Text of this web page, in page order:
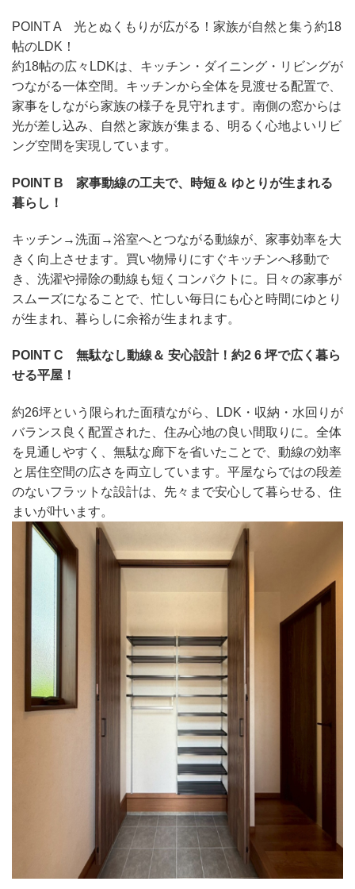
POINT A 光とぬくもりが広がる！家族が自然と集う約18
帖のLDK！
約18帖の広々LDKは、キッチン・ダイニング・リビングが
つながる一体空間。キッチンから全体を見渡せる配置で、
家事をしながら家族の様子を見守れます。南側の窓からは
光が差し込み、自然と家族が集まる、明るく心地よいリビ
ング空間を実現しています。
POINT B 家事動線の工夫で、時短＆ ゆとりが生まれる
暮らし！
キッチン→洗面→浴室へとつながる動線が、家事効率を大
きく向上させます。買い物帰りにすぐキッチンへ移動で
き、洗濯や掃除の動線も短くコンパクトに。日々の家事が
スムーズになることで、忙しい毎日にも心と時間にゆとり
が生まれ、暮らしに余裕が生まれます。
POINT C 無駄なし動線＆ 安心設計！約2 6 坪で広く暮ら
せる平屋！
約26坪という限られた面積ながら、LDK・収納・水回りが
バランス良く配置された、住み心地の良い間取りに。全体
を見通しやすく、無駄な廊下を省いたことで、動線の効率
と居住空間の広さを両立しています。平屋ならではの段差
のないフラットな設計は、先々まで安心して暮らせる、住
まいが叶います。